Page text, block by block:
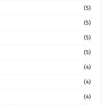
(5)
(5)
(5)
(5)
(4)
(4)
(4)